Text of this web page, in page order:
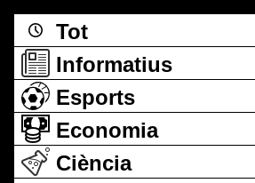
Tot
Informatius
Esports
Economia
Ciència